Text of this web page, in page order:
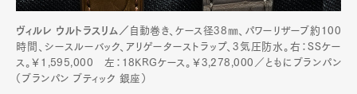
Pen Meet
ヴィルレ ウルトラスリム／ 自動巻き、ケース径38㎜、パワーリザーブ約100
時間、シースルーバック、アリゲーターストラップ、3気圧防水。右：SSケー
ス。￥1,595,000 左：18KRGケース。￥3,278,000／ともにブランパン
（ブランパン ブティック 銀座）